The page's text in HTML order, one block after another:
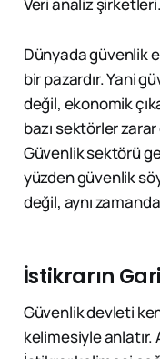
Veri analiz şirketleri.
Dünyada güvenlik
bir pazardır. Yani
değil, ekonomik
bazı sektörler
Güvenlik sektörü
yüzden güvenlik
değil, aynı
İstikrarın
Güvenlik devleti
kelimesiyle anlatır.